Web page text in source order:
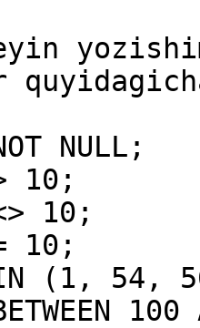
NULL;
10;
10;
10;
IN (1, 54,